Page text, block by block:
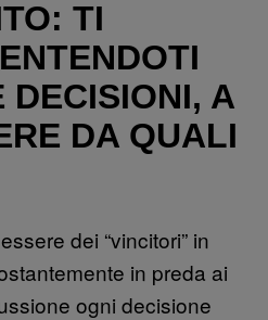
TI
DECISIONI, A
DA QUALI
dei “vincitori” in
in preda ai
ogni decisione